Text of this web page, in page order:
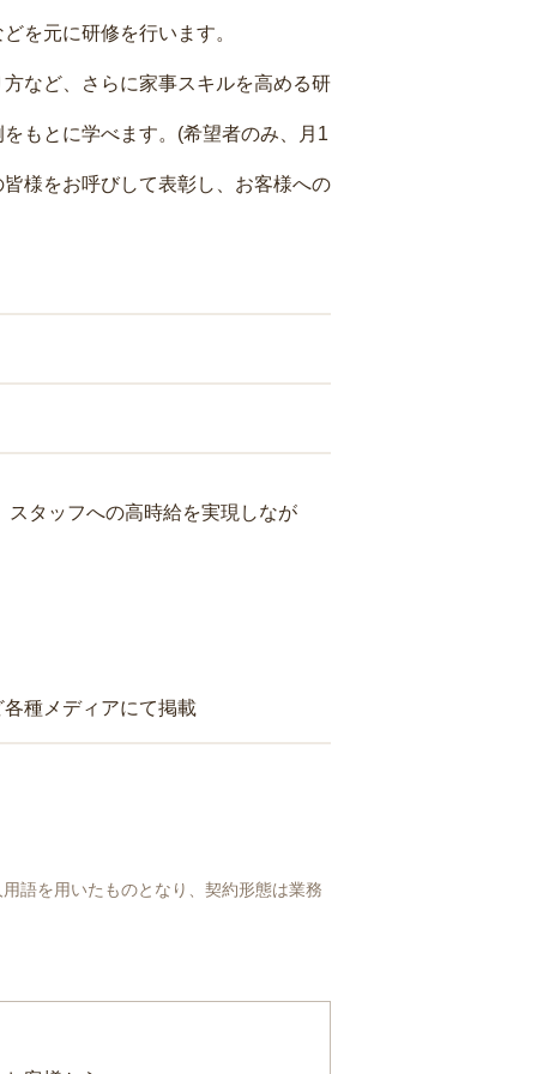
を元に研修を行います。
など、さらに家事スキルを高める研
もとに学べます。(希望者のみ、月1
様をお呼びして表彰し、お客様への
タッフへの高時給を実現しなが
種メディアにて掲載
語を用いたものとなり、契約形態は業務